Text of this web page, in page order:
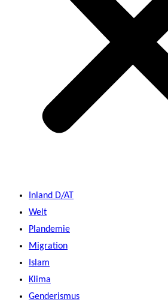
Inland D/AT
Welt
Plandemie
Migration
Islam
Klima
Genderismus